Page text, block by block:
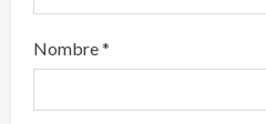
Nombre*